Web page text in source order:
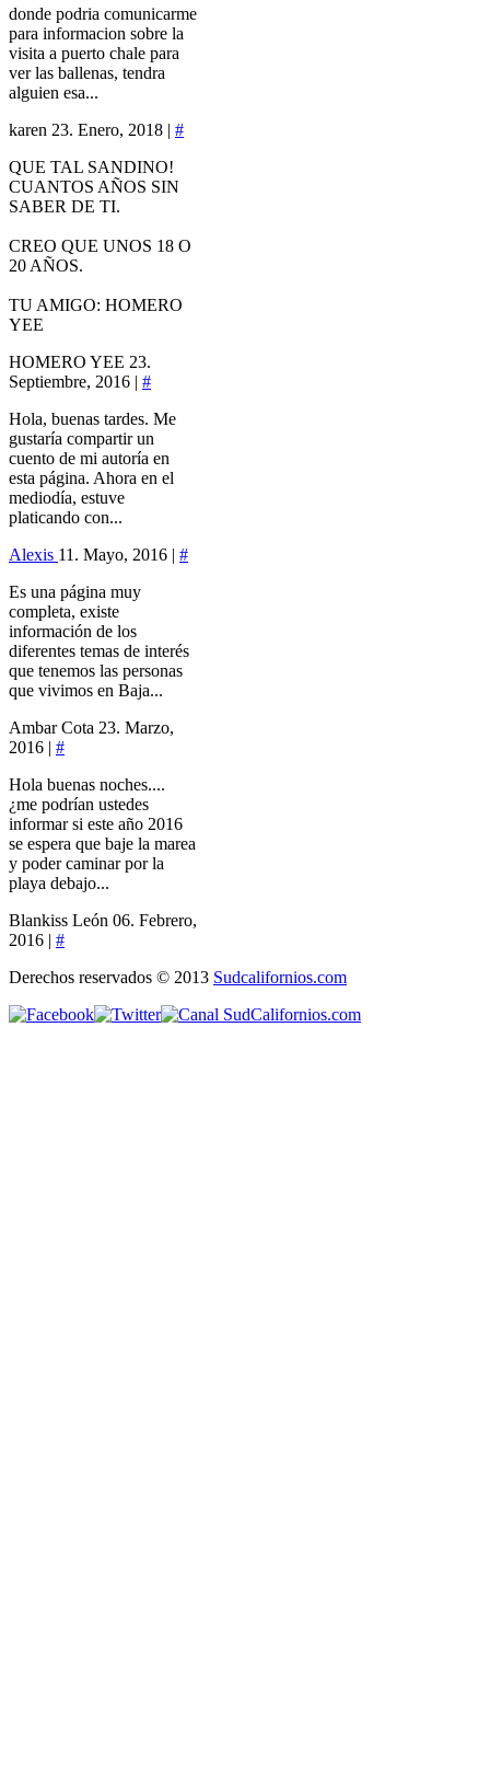
donde podria comunicarme
para informacion sobre la
visita a puerto chale para
ver las ballenas, tendra
alguien esa...
karen 23. Enero, 2018 | #
QUE TAL SANDINO!
CUANTOS AÑOS SIN
SABER DE TI.
CREO QUE UNOS 18 O
20 AÑOS.
TU AMIGO: HOMERO
YEE
HOMERO YEE 23.
Septiembre, 2016 | #
Hola, buenas tardes. Me
gustaría compartir un
cuento de mi autoría en
esta página. Ahora en el
mediodía, estuve
platicando con...
Alexis 11. Mayo, 2016 | #
Es una página muy
completa, existe
información de los
diferentes temas de interés
que tenemos las personas
que vivimos en Baja...
Ambar Cota 23. Marzo,
2016 | #
Hola buenas noches....
¿me podrían ustedes
informar si este año 2016
se espera que baje la marea
y poder caminar por la
playa debajo...
Blankiss León 06. Febrero,
2016 | #
Derechos reservados © 2013 Sudcalifornios.com